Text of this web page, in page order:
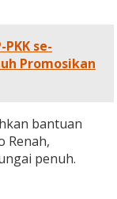
se-
Promosikan
bantuan
Renah,
penuh.